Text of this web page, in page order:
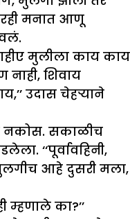
मनात आणू
मुलीला काय काय
शिवाय
उदास चेहऱ्याने
नकोस. सकाळीच
‘‘पूर्वावहिनी,
आहे दुसरी मला,
म्हणाले का?’’